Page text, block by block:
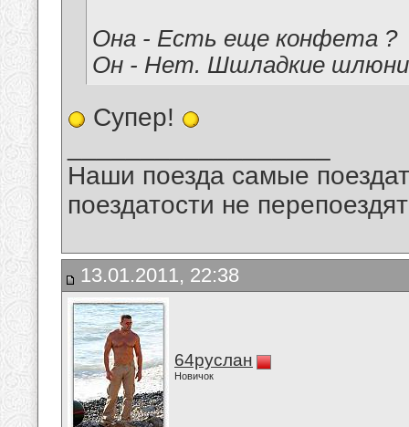
Она - Есть еще конфета ?
Он - Нет. Шшладкие
Супер!
Наши поезда самые
поездатости не
13.01.2011, 22:38
64руслан
Новичок